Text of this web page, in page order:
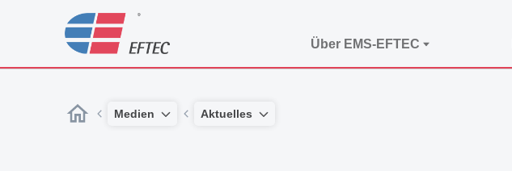
Über EMS-EFTEC
Medien Aktuelles